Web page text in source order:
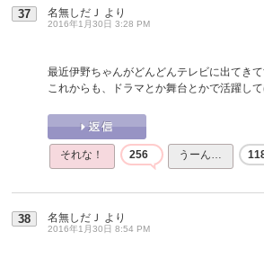
37 名無しだＪ より
2016年1月30日 3:28 PM
最近伊野ちゃんがどんどんテレビに出てき
これからも、ドラマとか舞台とかで活躍し
それな！ 256 うーん…
38 名無しだＪ より
2016年1月30日 8:54 PM